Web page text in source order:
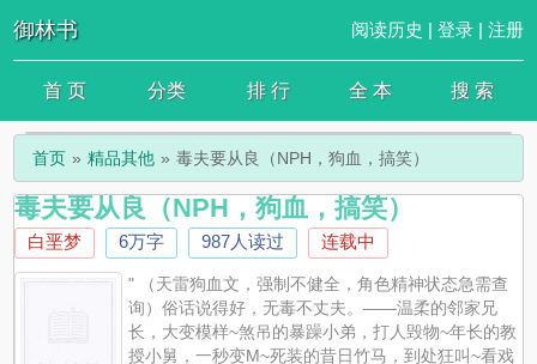
御林书 阅读历史 | 登录| 注册
首 页 分类 排 行 全 本 搜 索
首页 精品其他 毒夫要从良（NPH，狗血，搞笑）
毒夫要从良（NPH，狗血，搞笑）
白垩梦 6万字 987人读过 连载中
" （天雷狗血文，强制不健全，角色精神状态急需查
询）俗话说得好，无毒不丈夫。——温柔的邻家兄
长，大变模样~煞吊的暴躁小弟，打人毁物~年长的教
授小舅，一秒变M~死装的昔日竹马，到处狂叫~看戏